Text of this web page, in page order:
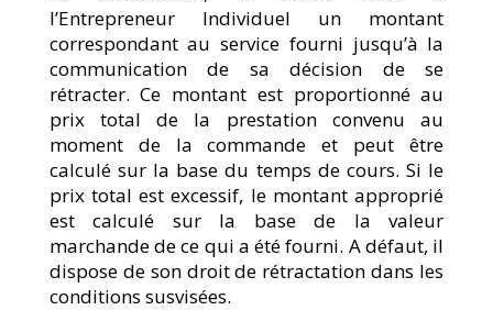
l’Entrepreneur Individuel un montant
correspondant au service fourni jusqu’à la
communication de sa décision de se
rétracter. Ce montant est proportionné au
prix total de la prestation convenu au
moment de la commande et peut être
calculé sur la base du temps de cours. Si le
prix total est excessif, le montant approprié
est calculé sur la base de la valeur
marchande de ce qui a été fourni. A défaut, il
dispose de son droit de rétractation dans les
conditions susvisées.